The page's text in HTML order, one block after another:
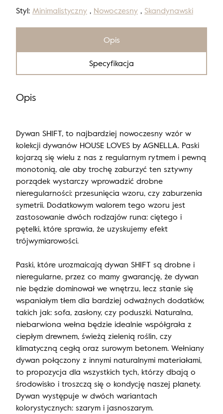
Styl: Minimalistyczny , Nowoczesny , Skandynawski
Opis
Specyfikacja
Opis
Dywan SHIFT, to najbardziej nowoczesny wzór w
kolekcji dywanów HOUSE LOVES by AGNELLA. Paski
kojarzą się wielu z nas z regularnym rytmem i pewną
monotonią, ale aby trochę zaburzyć ten sztywny
porządek wystarczy wprowadzić drobne
nieregularności: przesunięcia wzoru, czy zaburzenia
symetrii. Dodatkowym walorem tego wzoru jest
zastosowanie dwóch rodzajów runa: ciętego i
pętelki, które sprawia, że uzyskujemy efekt
trójwymiarowości.
Paski, które urozmaicają dywan SHIFT są drobne i
nieregularne, przez co mamy gwarancję, że dywan
nie będzie dominował we wnętrzu, lecz stanie się
wspaniałym tłem dla bardziej odważnych dodatków,
takich jak: sofa, zasłony, czy poduszki. Naturalna,
niebarwiona wełna będzie idealnie współgrała z
ciepłym drewnem, świeżą zielenią roślin, czy
klimatyczną cegłą oraz surowym betonem. Wełniany
dywan połączony z innymi naturalnymi materiałami,
to propozycja dla wszystkich tych, którzy dbają o
środowisko i troszczą się o kondycję naszej planety.
Dywan występuje w dwóch wariantach
kolorystycznych: szarym i jasnoszarym.